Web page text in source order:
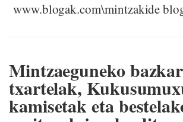
www.blogak.com\mintzakide
Mintzaeguneko
txartelak,
kamisetak eta